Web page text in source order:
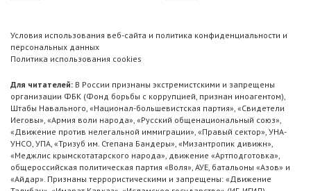
Условия использования веб-сайта и политика конфиденциальности и
персональных данных
Политика использования cookies
Для читателей: В России признаны экстремистскими и запрещены
организации ФБК (Фонд борьбы с коррупцией, признан иноагентом),
Штабы Навального, «Национал-большевистская партия», «Свидетели
Иеговы», «Армия воли народа», «Русский общенациональный союз»,
«Движение против нелегальной иммиграции», «Правый сектор», УНА-
УНСО, УПА, «Тризуб им. Степана Бандеры», «Мизантропик дивижн»,
«Меджлис крымскотатарского народа», движение «Артподготовка»,
общероссийская политическая партия «Воля», АУЕ, батальоны «Азов» и
«Айдар». Признаны террористическими и запрещены: «Движение